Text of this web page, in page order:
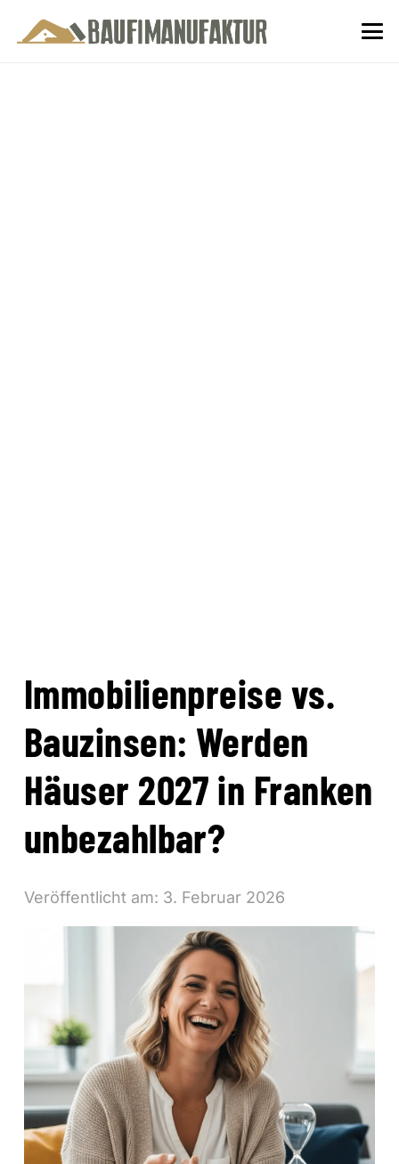
Immobilienpreise vs.
Bauzinsen: Werden
Häuser 2027 in Franken
unbezahlbar?
Veröffentlicht am: 3. Februar 2026